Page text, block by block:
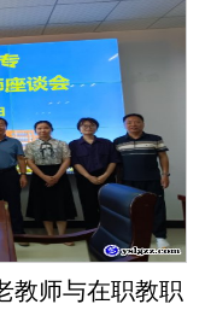
教师与在职教职